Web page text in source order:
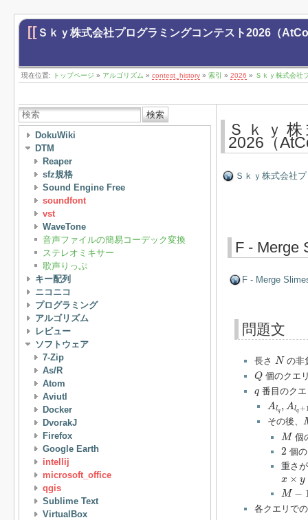
[[ Ｓｋｙ株式会社プログラミングコンテスト2026（
現在位置: トップページ » アルゴリズム » contest_history » 索引 » 2026 » Ｓｋｙ株式会社
検索
DokuWiki
DTM
Reaper
sfz規格
Sound Engine Free
soundfont
vst
WaveTone
音声ファイルの簡易コーデック変換
ステレオミキサー
歌声りっぷ
キー配列
ニコニコ
プログラミング
アルゴリズム
レビュー
ソフトウェア
7-Zip
As/R
Atom
Aviutl
Docker
DvorakJ
Firefox
Google Earth
intellij
microsoft_office
qgis
Sublime Text
VirtualBox
Ｓｋｙ
2026（
Ｓｋｙ株式会社
F - Merge
F - Merge
問題文
長さ N
N の非
Q
Q個のクエ
q
q番目のク
A lq , A lq+
A Al
その後、
M
M 個
2
2 個
重さ
x × y
x×y
M −
M− 1
各クエリで